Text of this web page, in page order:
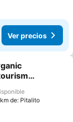
Ver precios
de: Pitalito